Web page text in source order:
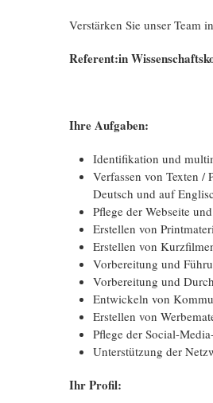
Verstärken Sie unser Team
Referent:in
Ihre Aufgaben:
Identifikation und
Verfassen von Texten /
Deutsch und auf
Pflege der Webseite
Erstellen von
Erstellen von
Vorbereitung und
Vorbereitung und
Entwickeln von
Erstellen von
Pflege der Social-
Unterstützung der
Ihr Profil: